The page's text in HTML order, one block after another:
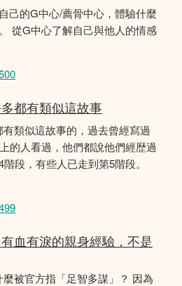
己的G中心/薦骨中心，體驗什麼
從G中心了解自己與他人的情感
都有類似這故事
類似這故事的，過去曾經寫過
的人看過，他們都說他們經歴過
段，有些人已走到第5階段。
血有淚的親身經驗，不是
被官方指「足智多謀」？ 因為